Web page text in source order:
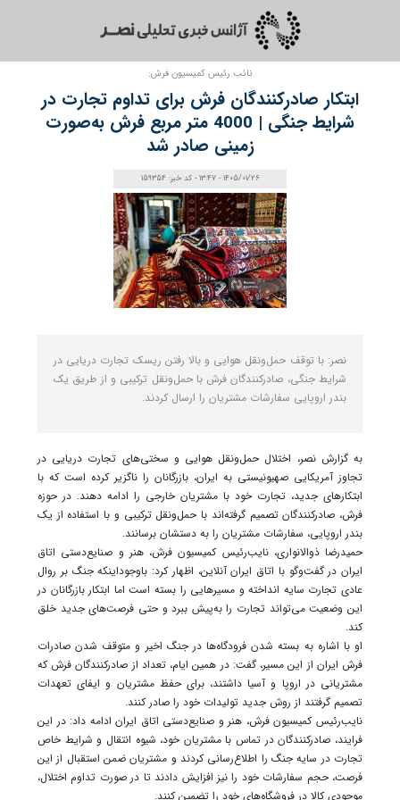
نائب رئیس کمیسیون فرش:
ابتکار صادرکنندگان فرش برای تداوم تجارت در
شرایط جنگی | 4000 متر مربع فرش به‌صورت
زمینی صادر شد
1405/01/26 - 13:47 - کد خبر: 159354
نصر: با توقف حمل‌ونقل هوایی و بالا رفتن ریسک تجارت دریایی در
شرایط جنگی، صادرکنندگان فرش با حمل‌ونقل ترکیبی و از طریق یک
بندر اروپایی سفارشات مشتریان را ارسال کردند.
به گزارش نصر، اختلال حمل‌ونقل هوایی و سختی‌های تجارت دریایی در
تجاوز آمریکایی صهیونیستی به ایران، بازرگانان را ناگزیر کرده است که با
ابتکارهای جدید، تجارت خود با مشتریان خارجی را ادامه دهند. در حوزه
فرش، صادرکنندگان تصمیم گرفته‌اند با حمل‌ونقل ترکیبی و با استفاده از یک
بندر اروپایی، سفارشات مشتریان را به دستشان برسانند.
حمیدرضا ذوالانواری، نایب‌رئیس کمیسیون فرش، هنر و صنایع‌دستی اتاق
ایران در گفت‌وگو با اتاق ایران آنلاین، اظهار کرد: باوجوداینکه جنگ بر روال
عادی تجارت سایه انداخته و مسیرهایی را بسته است اما ابتکار بازرگانان در
این وضعیت می‌تواند تجارت را به‌پیش ببرد و حتی فرصت‌های جدید خلق
کند.
او با اشاره به بسته شدن فرودگاه‌ها در جنگ اخیر و متوقف شدن صادرات
فرش ایران از این مسیر، گفت: در همین ایام، تعداد از صادرکنندگان فرش که
مشتریانی در اروپا و آسیا داشتند، برای حفظ مشتریان و ایفای تعهدات
تصمیم گرفتند از روش جدید تولیدات خود را صادر کنند.
نایب‌رئیس کمیسیون فرش، هنر و صنایع‌دستی اتاق ایران ادامه داد: در این
فرایند، صادرکنندگان در تماس با مشتریان خود، شیوه انتقال و شرایط خاص
تجارت در سایه جنگ را اطلاع‌رسانی کردند و مشتریان ضمن استقبال از این
فرصت، حجم سفارشات خود را نیز افزایش دادند تا در صورت تداوم اختلال،
موجودی کالا در فروشگاه‌های خود را تضمین کنند.